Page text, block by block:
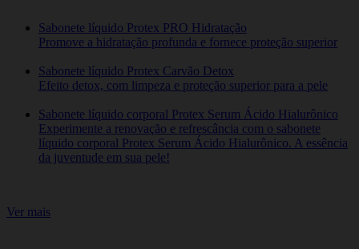
Sabonete líquido Protex PRO Hidratação
Promove a hidratação profunda e fornece proteção superior
Sabonete líquido Protex Carvão Detox
Efeito detox, com limpeza e proteção superior para a pele
Sabonete líquido corporal Protex Serum Ácido Hialurônico
Experimente a renovação e refrescância com o sabonete
líquido corporal Protex Serum Ácido Hialurônico. A essência
da juventude em sua pele!
Ver mais